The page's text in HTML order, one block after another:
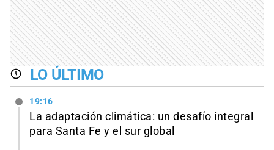
LO ÚLTIMO
19:16
La adaptación climática: un desafío integral
para Santa Fe y el sur global